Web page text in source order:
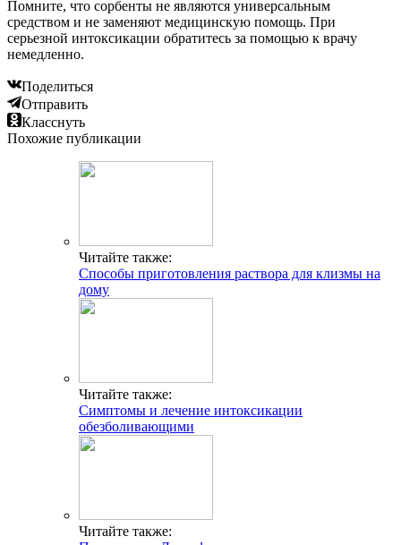
Помните, что сорбенты не являются универсальным
средством и не заменяют медицинскую помощь. При
серьезной интоксикации обратитесь за помощью к врачу
немедленно.
Поделиться
Отправить
Класснуть
Похожие публикации
Читайте также:
Способы приготовления раствора для клизмы на
дому
Читайте также:
Симптомы и лечение интоксикации
обезболивающими
Читайте также: